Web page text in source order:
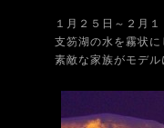
１月２５日～２月
支笏湖の水を霧状
素敵な家族がモデ